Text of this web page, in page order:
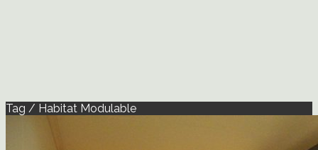
Tag / Habitat Modulable